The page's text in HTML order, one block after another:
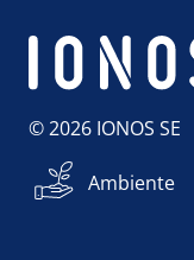
© 2026 IONOS SE
Ambiente